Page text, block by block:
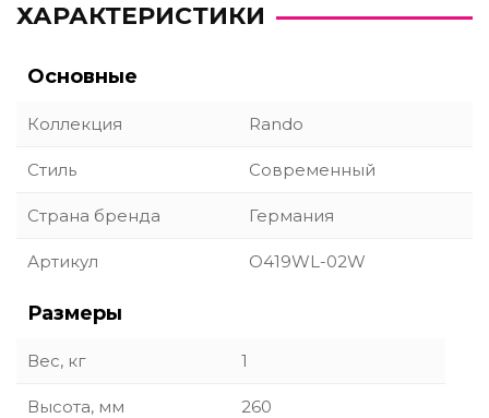
ХАРАКТЕРИСТИКИ
Основные
Коллекция Rando
Стиль Современный
Страна бренда Германия
Артикул O419WL-02W
Размеры
Вес, кг 1
Высота, мм 260